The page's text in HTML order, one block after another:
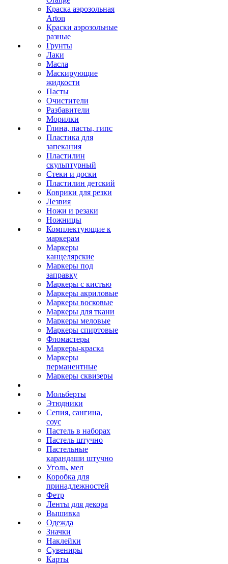
Краска аэрозольная
Arton
Краски аэрозольные
разные
Грунты
Лаки
Масла
Маскирующие
жидкости
Пасты
Очистители
Разбавители
Морилки
Глина, пасты, гипс
Пластика для
запекания
Пластилин
скульптурный
Стеки и доски
Пластилин детский
Коврики для резки
Лезвия
Ножи и резаки
Ножницы
Комплектующие к
маркерам
Маркеры
канцелярские
Маркеры под
заправку
Маркеры с кистью
Маркеры акриловые
Маркеры восковые
Маркеры для ткани
Маркеры меловые
Маркеры спиртовые
Фломастеры
Маркеры-краска
Маркеры
перманентные
Маркеры сквизеры
Мольберты
Этюдники
Сепия, сангина,
соус
Пастель в наборах
Пастель штучно
Пастельные
карандаши штучно
Уголь, мел
Коробка для
принадлежностей
Фетр
Ленты для декора
Вышивка
Одежда
Значки
Наклейки
Сувениры
Карты